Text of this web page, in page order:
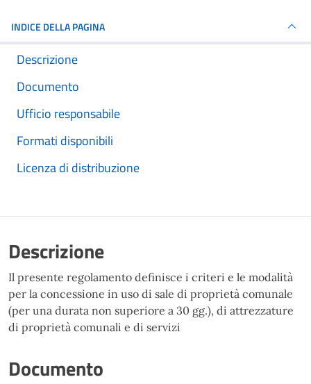
INDICE DELLA PAGINA
Descrizione
Documento
Ufficio responsabile
Formati disponibili
Licenza di distribuzione
Descrizione
Il presente regolamento definisce i criteri e le modalità
per la concessione in uso di sale di proprietà comunale
(per una durata non superiore a 30 gg.), di attrezzature
di proprietà comunali e di servizi
Documento